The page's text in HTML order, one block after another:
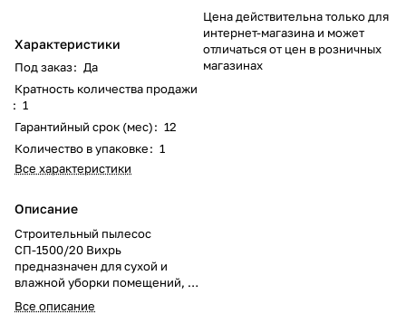
Характеристики
Под заказ: Да
Кратность количества продажи
: 1
Гарантийный срок (мес): 12
Количество в упаковке: 1
Все характеристики
Описание
Строительный пылесос
СП-1500/20 Вихрь
предназначен для сухой и
влажной уборки помещений, а
также для совместного
использования с
Все описание
Цена действительна только для
интернет-магазина и может
отличаться от цен в розничных
магазинах